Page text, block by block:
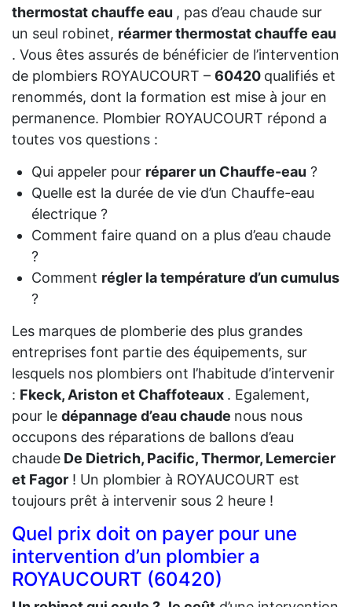
thermostat chauffe eau , pas d’eau chaude sur
un seul robinet, réarmer thermostat chauffe eau
. Vous êtes assurés de bénéficier de l’intervention
de plombiers ROYAUCOURT – 60420 qualifiés et
renommés, dont la formation est mise à jour en
permanence. Plombier ROYAUCOURT répond a
toutes vos questions :
Qui appeler pour réparer un Chauffe-eau ?
Quelle est la durée de vie d’un Chauffe-eau
électrique ?
Comment faire quand on a plus d’eau chaude
?
Comment régler la température d’un cumulus
?
Les marques de plomberie des plus grandes
entreprises font partie des équipements, sur
lesquels nos plombiers ont l’habitude d’intervenir
: Fkeck, Ariston et Chaffoteaux . Egalement,
pour le dépannage d’eau chaude nous nous
occupons des réparations de ballons d’eau
chaude De Dietrich, Pacific, Thermor, Lemercier
et Fagor ! Un plombier à ROYAUCOURT est
toujours prêt à intervenir sous 2 heure !
Quel prix doit on payer pour une
intervention d’un plombier a
ROYAUCOURT (60420)